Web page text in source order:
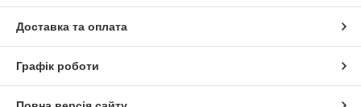
Доставка та оплата
Графік роботи